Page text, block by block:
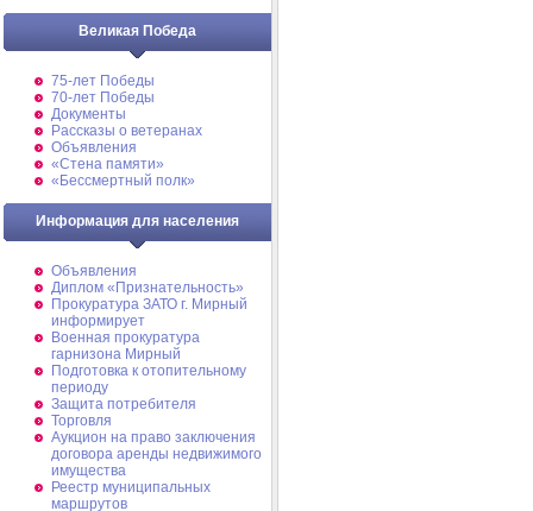
Великая Победа
75-лет Победы
70-лет Победы
Документы
Рассказы о ветеранах
Объявления
«Стена памяти»
«Бессмертный полк»
Информация для населения
Объявления
Диплом «Признательность»
Прокуратура ЗАТО г. Мирный
информирует
Военная прокуратура
гарнизона Мирный
Подготовка к отопительному
периоду
Защита потребителя
Торговля
Аукцион на право заключения
договора аренды недвижимого
имущества
Реестр муниципальных
маршрутов